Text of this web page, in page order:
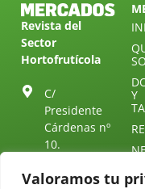
Valoramos tu
Revista del
Sector
Hortofrutícola
C/
Presidente
Cárdenas nº
10.
Sevilla.
Y